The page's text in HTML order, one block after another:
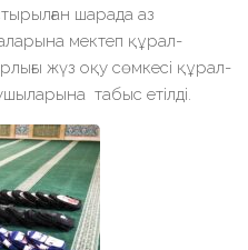
шарада аз
мектеп құрал-
жүз оқу сөмкесі құрал-
табыс етілді.